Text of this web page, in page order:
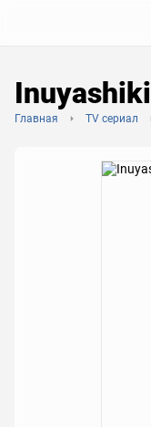
Inuyashiki
Главная TV сериал